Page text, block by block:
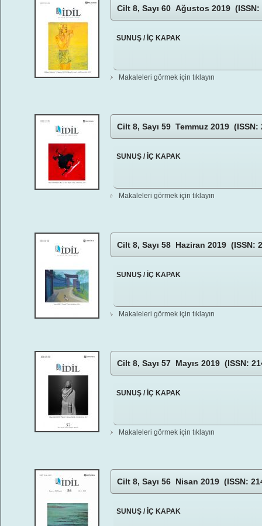
Cilt 8, Sayı 60 Ağustos 2019 (ISSN:
SUNUŞ / İÇ KAPAK
Makaleleri görmek için tıklayın
Cilt 8, Sayı 59 Temmuz 2019 (ISSN:
SUNUŞ / İÇ KAPAK
Makaleleri görmek için tıklayın
Cilt 8, Sayı 58 Haziran 2019 (ISSN:
SUNUŞ / İÇ KAPAK
Makaleleri görmek için tıklayın
Cilt 8, Sayı 57 Mayıs 2019 (ISSN:
SUNUŞ / İÇ KAPAK
Makaleleri görmek için tıklayın
Cilt 8, Sayı 56 Nisan 2019 (ISSN:
SUNUŞ / İÇ KAPAK